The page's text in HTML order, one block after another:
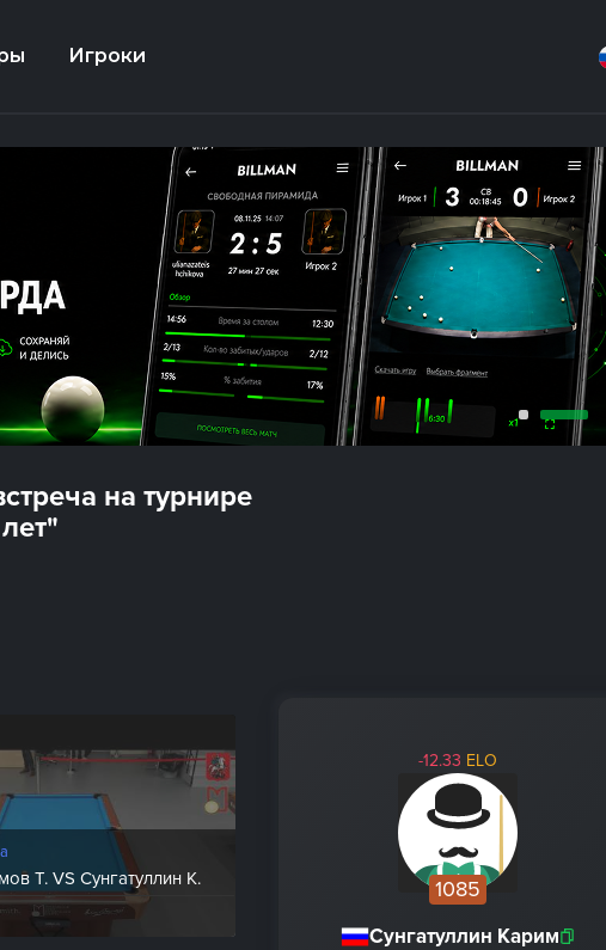
Игроки
на турнире
Т. VS Сунгатуллин К.
-12.33 ELO
1085
Сунгатуллин Карим